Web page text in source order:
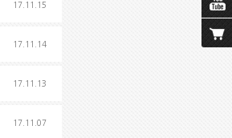
17.11.15
17.11.14
17.11.13
17.11.07